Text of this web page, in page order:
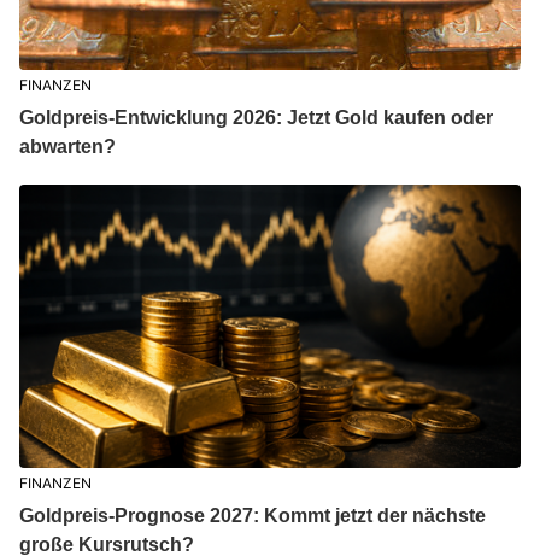
FINANZEN
Goldpreis-Entwicklung 2026: Jetzt Gold kaufen oder
abwarten?
FINANZEN
Goldpreis-Prognose 2027: Kommt jetzt der nächste
große Kursrutsch?